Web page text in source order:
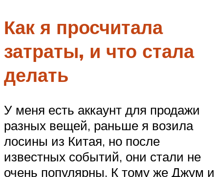
Как я просчитала
затраты, и что стала
делать
У меня есть аккаунт для продажи
разных вещей, раньше я возила
лосины из Китая, но после
известных событий, они стали не
очень популярны. К тому же Джум и